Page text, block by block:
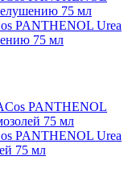
PANTHENOL Urea
75 мл
PANTHENOL Urea
75 мл